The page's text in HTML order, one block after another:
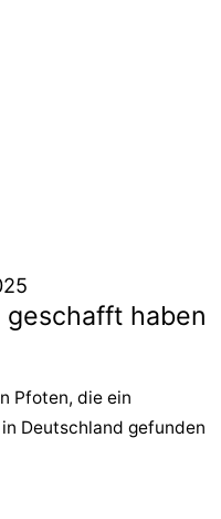
haben
Pfoten, die ein
Deutschland gefunden